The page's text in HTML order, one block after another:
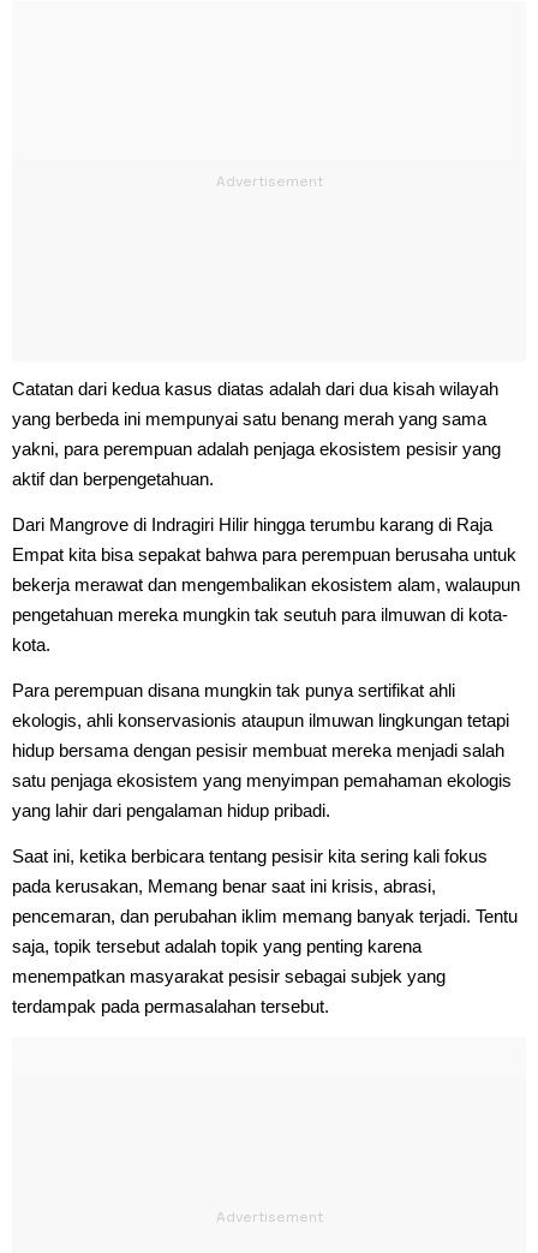
Catatan dari kedua kasus diatas adalah dari dua kisah wilayah
yang berbeda ini mempunyai satu benang merah yang sama
yakni, para perempuan adalah penjaga ekosistem pesisir yang
aktif dan berpengetahuan.
Dari Mangrove di Indragiri Hilir hingga terumbu karang di Raja
Empat kita bisa sepakat bahwa para perempuan berusaha untuk
bekerja merawat dan mengembalikan ekosistem alam, walaupun
pengetahuan mereka mungkin tak seutuh para ilmuwan di kota-
kota.
Para perempuan disana mungkin tak punya sertifikat ahli
ekologis, ahli konservasionis ataupun ilmuwan lingkungan tetapi
hidup bersama dengan pesisir membuat mereka menjadi salah
satu penjaga ekosistem yang menyimpan pemahaman ekologis
yang lahir dari pengalaman hidup pribadi.
Saat ini, ketika berbicara tentang pesisir kita sering kali fokus
pada kerusakan, Memang benar saat ini krisis, abrasi,
pencemaran, dan perubahan iklim memang banyak terjadi. Tentu
saja, topik tersebut adalah topik yang penting karena
menempatkan masyarakat pesisir sebagai subjek yang
terdampak pada permasalahan tersebut.